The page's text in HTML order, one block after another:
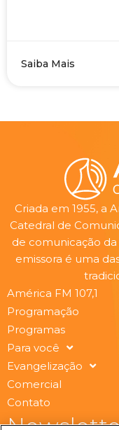
Saiba Mais
Criada em 1955, a
Catedral de
de comunicação
emissora é uma
América FM 107,1
Programação
Programas
Para você
Evangelização
Comercial
Contato